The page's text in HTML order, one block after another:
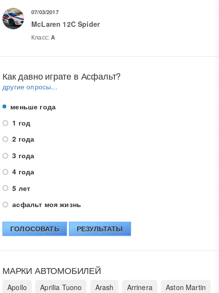
07/03/2017
McLaren 12C Spider
Класс:A
Как давно играте в Асфальт?
другие опросы...
меньше года
1 год
2 года
3 года
4 года
5 лет
асфальт моя жизнь
ГОЛОСОВАТЬ РЕЗУЛЬТАТЫ
МАРКИ АВТОМОБИЛЕЙ
Apollo Aprilia Tuono Arash Arrinera
Aston Martin